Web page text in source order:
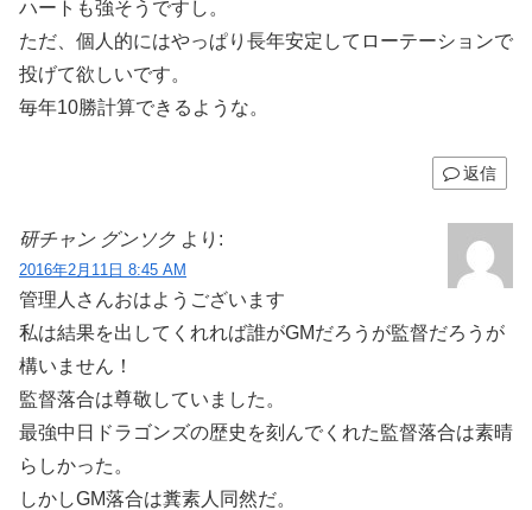
ハートも強そうですし。
ただ、個人的にはやっぱり長年安定してローテーションで
投げて欲しいです。
毎年10勝計算できるような。
返信
研チャン グンソク より:
2016年2月11日 8:45 AM
管理人さんおはようございます
私は結果を出してくれれば誰がGMだろうが監督だろうが
構いません！
監督落合は尊敬していました。
最強中日ドラゴンズの歴史を刻んでくれた監督落合は素晴
らしかった。
しかしGM落合は糞素人同然だ。